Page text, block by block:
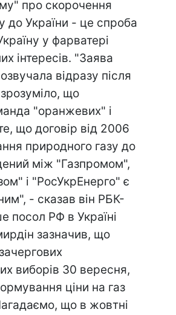
про скорочення
до України - це спроба
у фарватері
інтересів. "Заява
відразу після
що
"оранжевих" і
що договір від 2006
природного газу до
між "Газпромом",
і "РосУкрЕнерго" є
- сказав він РБК-
посол РФ в Україні
зазначив, що
виборів 30 вересня,
ціни на газ
що в жовтні